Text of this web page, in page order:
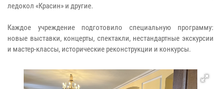
ледокол «Красин» и другие.
Каждое учреждение подготовило специальную программу:
новые выставки, концерты, спектакли, нестандартные экскурсии
и мастер-классы, исторические реконструкции и конкурсы.